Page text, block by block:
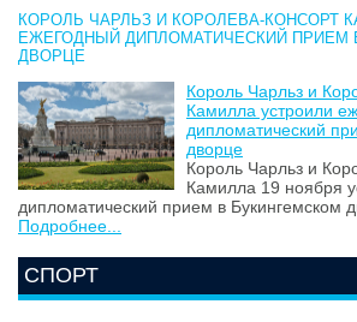
КОРОЛЬ ЧАРЛЬЗ И КОРОЛЕВА-КОНСОРТ
ЕЖЕГОДНЫЙ ДИПЛОМАТИЧЕСКИЙ ПРИЕМ
ДВОРЦЕ
Король Чарльз и
Камилла устроили
дипломатический
дворце
Король Чарльз и
Камилла 19 ноября
дипломатический прием в Букингемском
Подробнее...
СПОРТ